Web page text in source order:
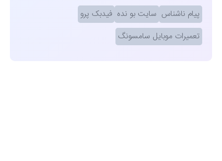
پیام ناشناس سایت بو نده فیدبک پرو
تعمیرات موبایل سامسونگ